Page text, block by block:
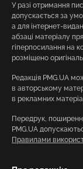
У разі отримання
допускається за
а для інтернет-
абзаці матеріалу
гіперпосилання на
розміщено
Редакція PMG.UA
в авторському
в рекламних
Передрук,
PMG.UA
Правилами